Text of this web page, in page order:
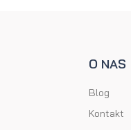
O NAS
Blog
Kontakt